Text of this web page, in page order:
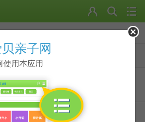
独角兽日记 5册ib格式点读包下载
Up》1-6级ib格式点读包下载
亲子网
使用本应用